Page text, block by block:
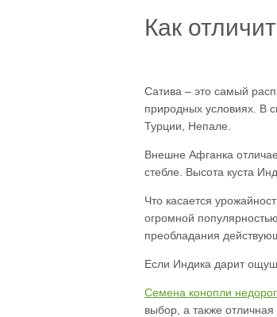
Как
Сатива – это самый
природных условиях. В
Турции, Непале.
Внешне Афганка
стебле. Высота куста
Что касается
огромной
преобладания
Если Индика дарит
Семена конопли
выбор, а также